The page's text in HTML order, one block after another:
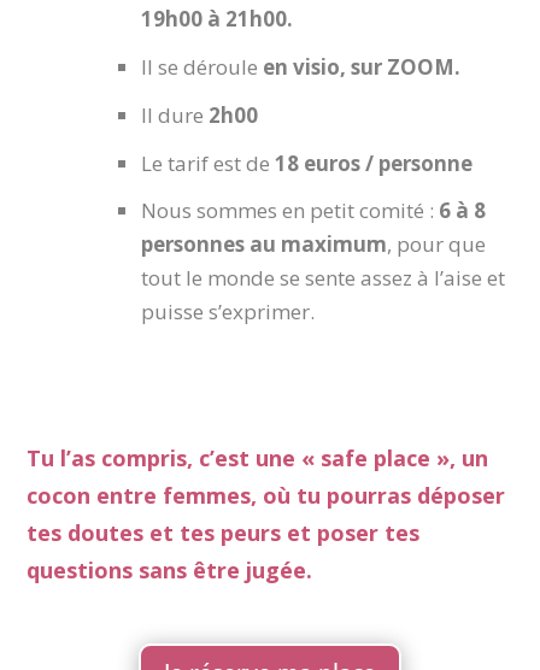
19h00 à 21h00.
Il se déroule en visio, sur ZOOM.
Il dure 2h00
Le tarif est de 18 euros / personne
Nous sommes en petit comité : 6 à 8
personnes au maximum, pour que
tout le monde se sente assez à l’aise et
puisse s’exprimer.
Tu l’as compris, c’est une « safe place », un
cocon entre femmes, où tu pourras déposer
tes doutes et tes peurs et poser tes
questions sans être jugée.